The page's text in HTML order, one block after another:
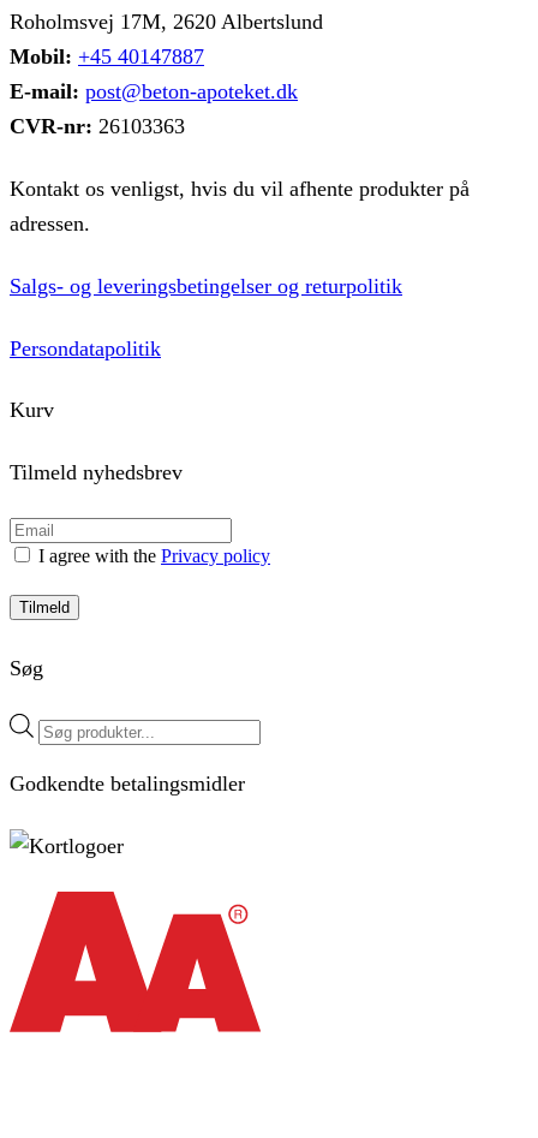
vælges
på
varesiden
Roholmsvej 17M, 2620 Albertslund
Mobil: +45 40147887
E-mail: post@beton-apoteket.dk
CVR-nr: 26103363
Kontakt os venligst, hvis du vil afhente produkter på
adressen.
Salgs- og leveringsbetingelser og returpolitik
Persondatapolitik
Kurv
Tilmeld nyhedsbrev
I agree with the Privacy policy
Tilmeld
Søg
Products
search
Godkendte betalingsmidler